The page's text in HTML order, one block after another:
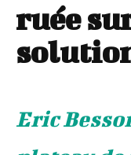
ruée
Eric